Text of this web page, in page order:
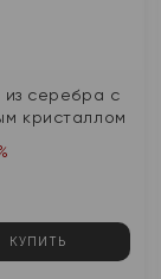
из серебра с
кристаллом
КУПИТЬ